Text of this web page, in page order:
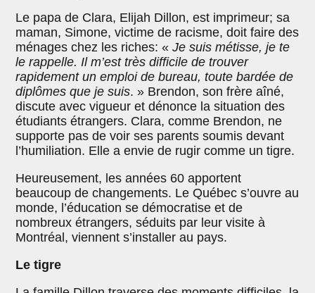
Le papa de Clara, Elijah Dillon, est imprimeur; sa
maman, Simone, victime de racisme, doit faire des
ménages chez les riches: «Je suis métisse, je te
le rappelle. Il m’est très difficile de trouver
rapidement un emploi de bureau, toute bardée de
diplômes que je suis. » Brendon, son frère aîné,
discute avec vigueur et dénonce la situation des
étudiants étrangers. Clara, comme Brendon, ne
supporte pas de voir ses parents soumis devant
l’humiliation. Elle a envie de rugir comme un tigre.
Heureusement, les années 60 apportent
beaucoup de changements. Le Québec s’ouvre au
monde, l’éducation se démocratise et de
nombreux étrangers, séduits par leur visite à
Montréal, viennent s’installer au pays.
Le tigre